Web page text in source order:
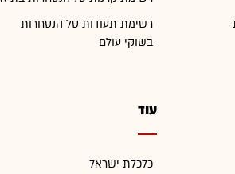
רשימת תעודות סל הנסחרות
בשוקי עולם
עוד
כלכלת ישראל